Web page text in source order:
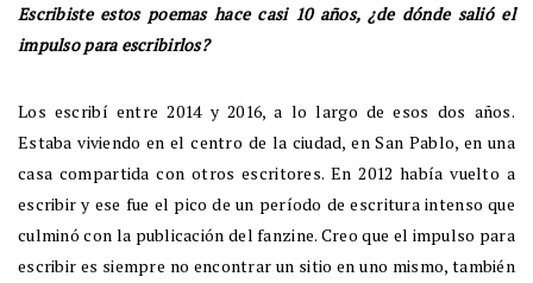
Escribiste estos poemas hace casi 10 años, ¿de dónde salió el
impulso para escribirlos?
Los escribí entre 2014 y 2016, a lo largo de esos dos años.
Estaba viviendo en el centro de la ciudad, en San Pablo, en una
casa compartida con otros escritores. En 2012 había vuelto a
escribir y ese fue el pico de un período de escritura intenso que
culminó con la publicación del fanzine. Creo que el impulso para
escribir es siempre no encontrar un sitio en uno mismo, también